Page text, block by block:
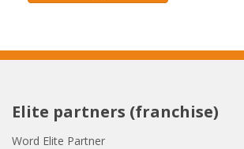
Elite partners (franchise)
Word Elite Partner